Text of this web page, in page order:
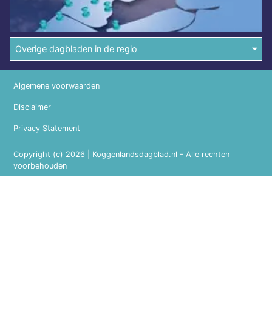
Overige dagbladen in de regio
Copyright (c) 2026 | Koggenlandsdagblad.nl - Alle rechten
voorbehouden
Algemene voorwaarden
Disclaimer
Privacy Statement